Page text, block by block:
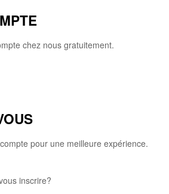
chez nous gratuitement.
pour une meilleure expérience.
inscrire?